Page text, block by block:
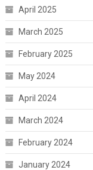
April 2025
March 2025
February 2025
May 2024
April 2024
March 2024
February 2024
January 2024